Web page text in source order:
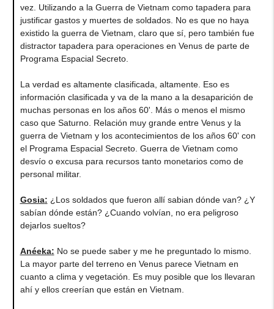
vez. Utilizando a la Guerra de Vietnam como tapadera para
justificar gastos y muertes de soldados. No es que no haya
existido la guerra de Vietnam, claro que sí, pero también fue
distractor tapadera para operaciones en Venus de parte de
Programa Espacial Secreto.
La verdad es altamente clasificada, altamente. Eso es
información clasificada y va de la mano a la desaparición de
muchas personas en los años 60'. Más o menos el mismo
caso que Saturno. Relación muy grande entre Venus y la
guerra de Vietnam y los acontecimientos de los años 60' con
el Programa Espacial Secreto. Guerra de Vietnam como
desvío o excusa para recursos tanto monetarios como de
personal militar.
Gosia: ¿Los soldados que fueron allí sabian dónde van? ¿Y
sabían dónde están? ¿Cuando volvían, no era peligroso
dejarlos sueltos?
Anéeka: No se puede saber y me he preguntado lo mismo.
La mayor parte del terreno en Venus parece Vietnam en
cuanto a clima y vegetación. Es muy posible que los llevaran
ahí y ellos creerían que están en Vietnam.